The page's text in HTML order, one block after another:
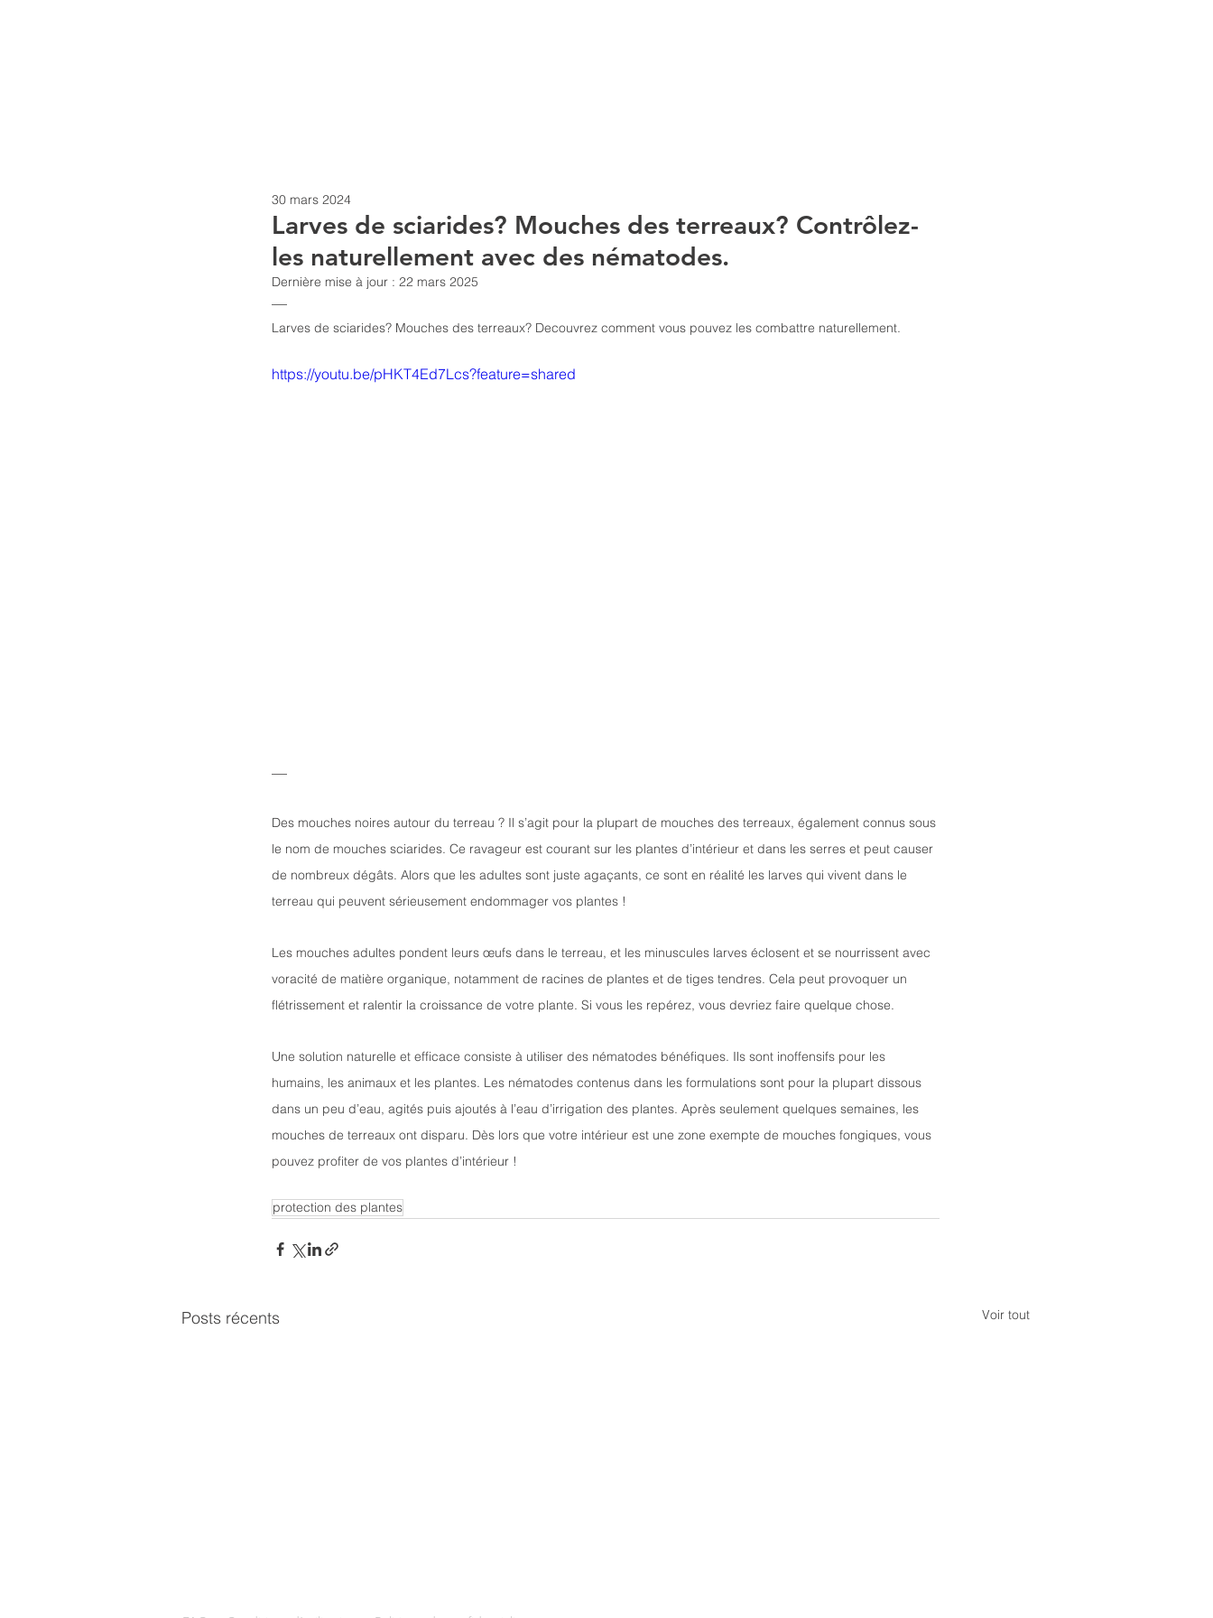
Larves de sciarides? Mouches des terreaux? Contrôlez-
les naturellement avec des nématodes.
30 mars 2024
Dernière mise à jour : 22 mars 2025
—
Larves de sciarides? Mouches des terreaux? Decouvrez comment vous pouvez les combattre naturellement.
https://youtu.be/pHKT4Ed7Lcs?feature=shared
—
Des mouches noires autour du terreau ? Il s’agit pour la plupart de mouches des terreaux, également connus sous
le nom de mouches sciarides. Ce ravageur est courant sur les plantes d’intérieur et dans les serres et peut causer
de nombreux dégâts. Alors que les adultes sont juste agaçants, ce sont en réalité les larves qui vivent dans le
terreau qui peuvent sérieusement endommager vos plantes !
Les mouches adultes pondent leurs œufs dans le terreau, et les minuscules larves éclosent et se nourrissent avec
voracité de matière organique, notamment de racines de plantes et de tiges tendres. Cela peut provoquer un
flétrissement et ralentir la croissance de votre plante. Si vous les repérez, vous devriez faire quelque chose.
Une solution naturelle et efficace consiste à utiliser des nématodes bénéfiques. Ils sont inoffensifs pour les
humains, les animaux et les plantes. Les nématodes contenus dans les formulations sont pour la plupart dissous
dans un peu d’eau, agités puis ajoutés à l’eau d’irrigation des plantes. Après seulement quelques semaines, les
mouches de terreaux ont disparu. Dès lors que votre intérieur est une zone exempte de mouches fongiques, vous
pouvez profiter de vos plantes d’intérieur !
protection des plantes
Posts récents Voir tout